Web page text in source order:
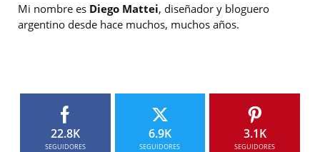
Mi nombre es Diego Mattei, diseñador y bloguero
argentino desde hace muchos, muchos años.
22.8K
SEGUIDORES
6.9K
SEGUIDORES
3.1K
SEGUIDORES